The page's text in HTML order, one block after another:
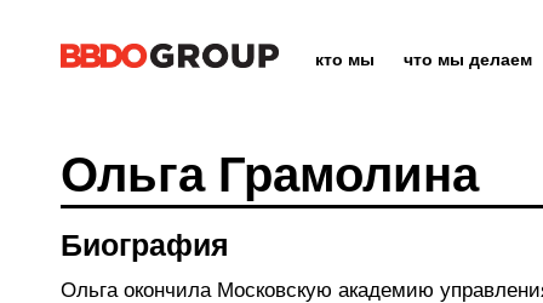
кто мы что мы делаем
Ольга Грамолина
Биография
Ольга окончила Московскую академию